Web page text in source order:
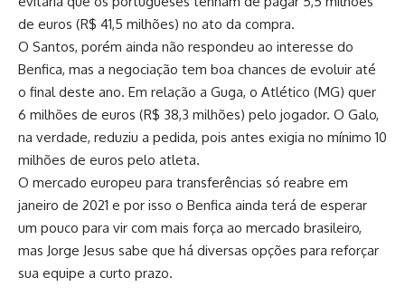
de euros (R$ 41,5 milhões) no ato da compra.
O Santos, porém ainda não respondeu ao interesse do
Benfica, mas a negociação tem boa chances de evoluir até
o final deste ano. Em relação a Guga, o Atlético (MG) quer
6 milhões de euros (R$ 38,3 milhões) pelo jogador. O Galo,
na verdade, reduziu a pedida, pois antes exigia no mínimo 10
milhões de euros pelo atleta.
O mercado europeu para transferências só reabre em
janeiro de 2021 e por isso o Benfica ainda terá de esperar
um pouco para vir com mais força ao mercado brasileiro,
mas Jorge Jesus sabe que há diversas opções para reforçar
sua equipe a curto prazo.